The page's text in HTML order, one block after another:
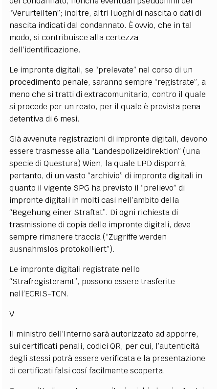
“Verurteilten”; inoltre, altri luoghi di nascita o dati di
nascita indicati dal condannato. È ovvio, che in tal
modo, si contribuisce alla certezza
dell’identificazione.
Le impronte digitali, se “prelevate” nel corso di un
procedimento penale, saranno sempre “registrate”, a
meno che si tratti di extracomunitario, contro il quale
si procede per un reato, per il quale è prevista pena
detentiva di 6 mesi.
Già avvenute registrazioni di impronte digitali, devono
essere trasmesse alla “Landespolizeidirektion” (una
specie di Questura) Wien, la quale LPD disporrà,
pertanto, di un vasto “archivio” di impronte digitali in
quanto il vigente SPG ha previsto il “prelievo” di
impronte digitali in molti casi nell’ambito della
“Begehung einer Straftat”. Di ogni richiesta di
trasmissione di copia delle impronte digitali, deve
sempre rimanere traccia (“Zugriffe werden
ausnahmslos protokolliert”).
Le impronte digitali registrate nello
“Strafregisteramt”, possono essere trasferite
nell’ECRIS-TCN.
V
Il ministro dell’Interno sarà autorizzato ad apporre,
sui certificati penali, codici QR, per cui, l’autenticità
degli stessi potrà essere verificata e la presentazione
di certificati falsi cosí facilmente scoperta.